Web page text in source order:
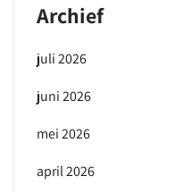
Archief
juli 2026
juni 2026
mei 2026
april 2026